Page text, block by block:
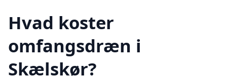
Hvad koster
omfangsdræn i
Skælskør?